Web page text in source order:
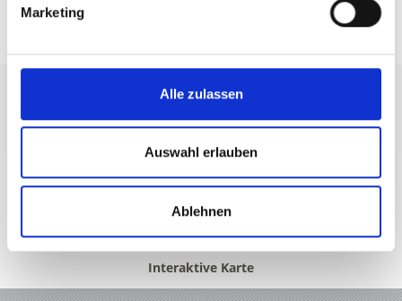
Marketing
Alle zulassen
Auswahl erlauben
Ablehnen
+39 0473 73 01 55 info@schlanders-laas.it
Interaktive Karte